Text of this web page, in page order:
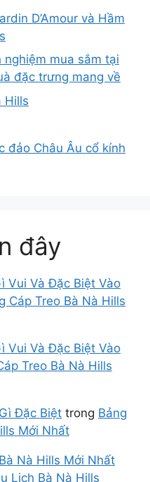
D’Amour và Hầm
mua sắm tại
đặc trưng mang về
Hills
đảo Châu Âu cổ kính
đây
Vui Và Đặc Biệt Vào
Cáp Treo Bà Nà Hills
Vui Và Đặc Biệt Vào
Treo Bà Nà Hills
Đặc Biệt trong Bảng
Mới Nhất
Nà Hills Mới Nhất
Lịch Bà Nà Hills